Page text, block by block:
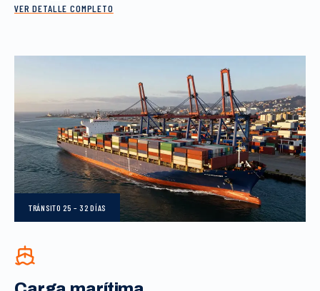
VER DETALLE COMPLETO
TRÁNSITO 25 – 32 DÍAS